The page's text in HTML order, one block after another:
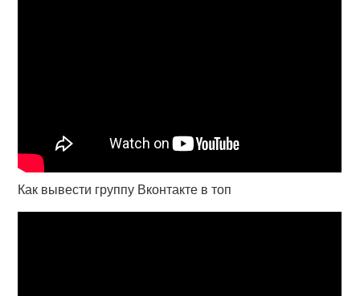
Как вывести группу Вконтакте в топ